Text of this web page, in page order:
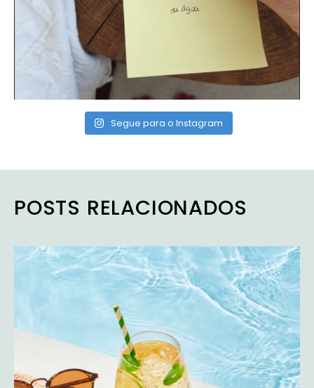
Segue para o Instagram
POSTS RELACIONADOS